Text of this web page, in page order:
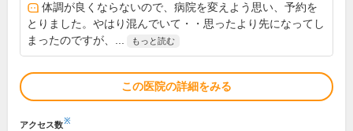
体調が良くならないので、病院を変えよう思い、予約を
とりました。やはり混んでいて・・思ったより先になってし
まったのですが、...
もっと読む
この医院の詳細をみる
アクセス数※